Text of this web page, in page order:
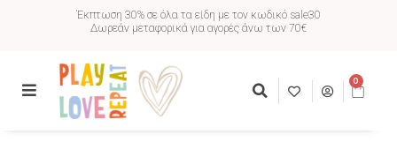
Έκπτωση 30% σε όλα τα είδη με τον κωδικό sale30
Δωρεάν μεταφορικά για αγορές άνω των 70€
0